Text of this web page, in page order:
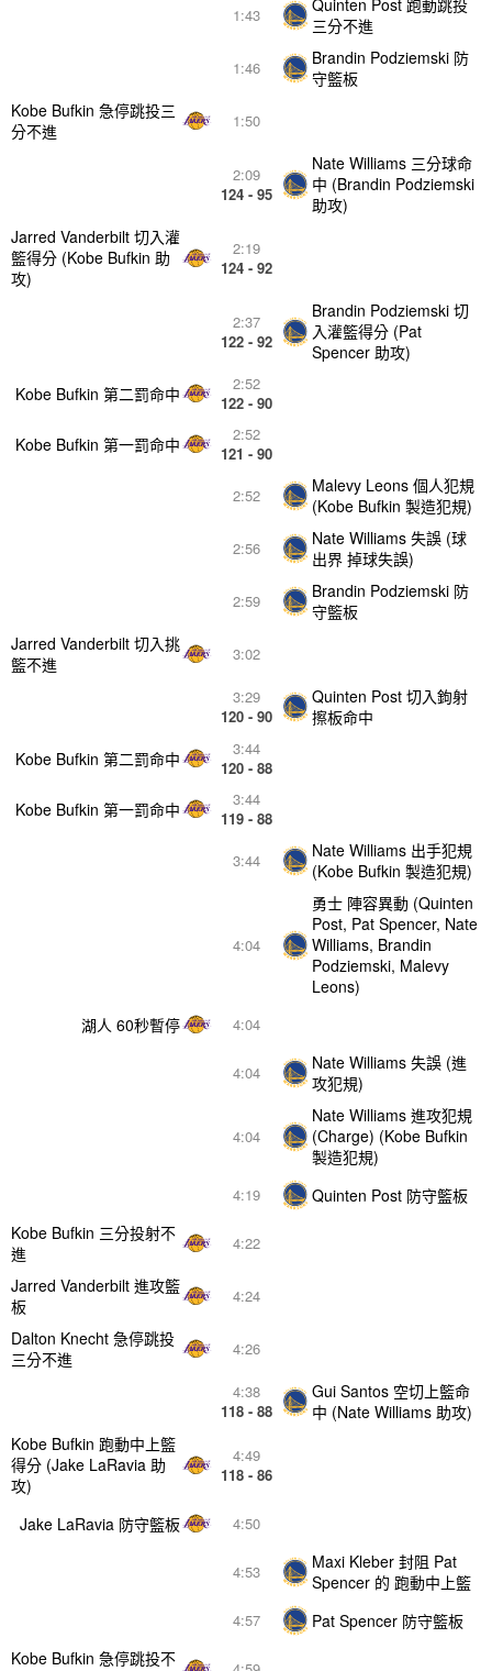
Kobe Bufkin 急停跳投不
4:57 Pat Spencer 防守籃板
4:53
Maxi Kleber 封阻 Pat
Spencer 的 跑動中上籃
4:50
Jake LaRavia 防守籃板
4:49
118 - 86
Kobe Bufkin 跑動中上籃
得分 (Jake LaRavia 助
攻)
4:38
118 - 88
Gui Santos 空切上籃命
中 (Nate Williams 助攻)
4:26
Dalton Knecht 急停跳投
三分不進
4:24
Jarred Vanderbilt 進攻籃
板
4:22
Kobe Bufkin 三分投射不
進
4:19 Quinten Post 防守籃板
4:04
Nate Williams 進攻犯規
(Charge) (Kobe Bufkin
製造犯規)
4:04
Nate Williams 失誤 (進
攻犯規)
4:04
湖人 60秒暫停
4:04
勇士 陣容異動 (Quinten
Post, Pat Spencer, Nate
Williams, Brandin
Podziemski, Malevy
Leons)
3:44
Nate Williams 出手犯規
(Kobe Bufkin 製造犯規)
3:44
119 - 88
Kobe Bufkin 第一罰命中
3:44
120 - 88
Kobe Bufkin 第二罰命中
3:29
120 - 90
Quinten Post 切入鉤射
擦板命中
3:02
Jarred Vanderbilt 切入挑
籃不進
2:59
Brandin Podziemski 防
守籃板
2:56
Nate Williams 失誤 (球
出界 掉球失誤)
2:52
Malevy Leons 個人犯規
(Kobe Bufkin 製造犯規)
2:52
121 - 90
Kobe Bufkin 第一罰命中
2:52
122 - 90
Kobe Bufkin 第二罰命中
2:37
122 - 92
Brandin Podziemski 切
入灌籃得分 (Pat
Spencer 助攻)
2:19
124 - 92
Jarred Vanderbilt 切入灌
籃得分 (Kobe Bufkin 助
攻)
2:09
124 - 95
Nate Williams 三分球命
中 (Brandin Podziemski
助攻)
1:50
Kobe Bufkin 急停跳投三
分不進
1:46
Brandin Podziemski 防
守籃板
1:43
Quinten Post 跑動跳投
三分不進